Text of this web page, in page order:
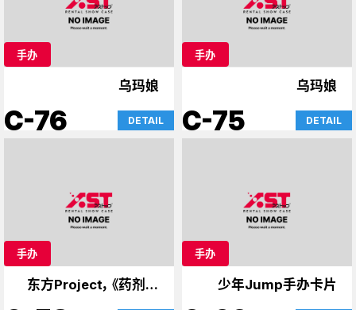
手办
乌玛娘
C-76 DETAIL
手办
乌玛娘
C-75 DETAIL
手办
东方Project，《药剂师
手办
少年Jump手办卡片